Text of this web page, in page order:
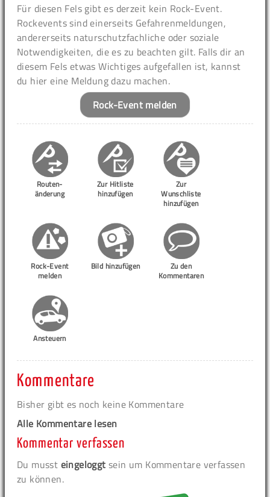
Für diesen Fels gibt es derzeit kein Rock-Event.
Rockevents sind einerseits Gefahrenmeldungen,
andererseits naturschutzfachliche oder soziale
Notwendigkeiten, die es zu beachten gilt. Falls dir an
diesem Fels etwas Wichtiges aufgefallen ist, kannst
du hier eine Meldung dazu machen.
Rock-Event melden
Routen-
änderung
Zur Hitliste
hinzufügen
Zur
Wunschliste
hinzufügen
Rock-Event
melden
Bild hinzufügen
Zu den
Kommentaren
Ansteuern
Kommentare
Bisher gibt es noch keine Kommentare
Alle Kommentare lesen
Kommentar verfassen
Du musst eingeloggt sein um Kommentare verfassen
zu können.